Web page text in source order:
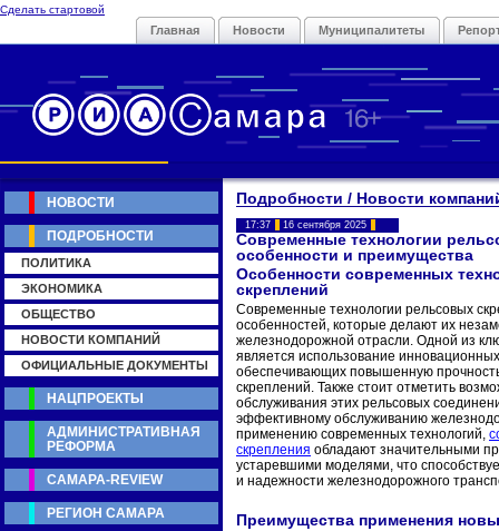
Сделать стартовой
Главная Новости Муниципалитеты
Подробности / Новости
17:37 16 сентября 2025
Современные технологии
особенности и преимущества
Особенности современных
скреплений
Современные технологии рельсовых
особенностей, которые делают их
железнодорожной отрасли. Одной из
является использование
обеспечивающих повышенную
скреплений. Также стоит отметить
обслуживания этих рельсовых
эффективному обслуживанию
применению современных технологий,
скрепления обладают значительными
устаревшими моделями, что
и надежности железнодорожного
Преимущества применения
НОВОСТИ
ПОДРОБНОСТИ
ПОЛИТИКА
ЭКОНОМИКА
ОБЩЕСТВО
НОВОСТИ КОМПАНИЙ
ОФИЦИАЛЬНЫЕ ДОКУМЕНТЫ
НАЦПРОЕКТЫ
АДМИНИСТРАТИВНАЯ
РЕФОРМА
САМАРА-REVIEW
РЕГИОН САМАРА